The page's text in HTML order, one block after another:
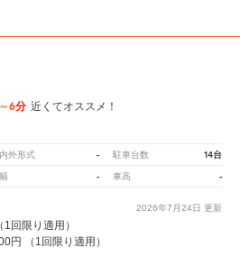
6分 近くてオススメ！
外形式 - 駐車台数 14台
- 車高 -
2026年7月24日 更新
回限り適用）
円 （1回限り適用）